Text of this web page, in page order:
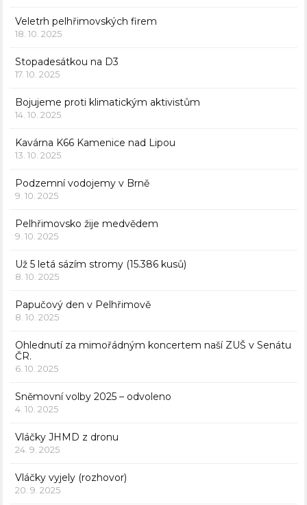
Veletrh pelhřimovských firem
18. 10. 2025
Stopadesátkou na D3
17. 10. 2025
Bojujeme proti klimatickým aktivistům
14. 10. 2025
Kavárna K66 Kamenice nad Lipou
13. 10. 2025
Podzemní vodojemy v Brně
9. 10. 2025
Pelhřimovsko žije medvědem
9. 10. 2025
Už 5 letá sázím stromy (15.386 kusů)
8. 10. 2025
Papučový den v Pelhřimově
8. 10. 2025
Ohlednutí za mimořádným koncertem naší ZUŠ v Senátu
ČR.
6. 10. 2025
Sněmovní volby 2025 – odvoleno
4. 10. 2025
Vláčky JHMD z dronu
24. 9. 2025
Vláčky vyjely (rozhovor)
20. 9. 2025